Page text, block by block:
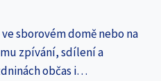
sborovém domě nebo na
zpívání, sdílení a
občas i…